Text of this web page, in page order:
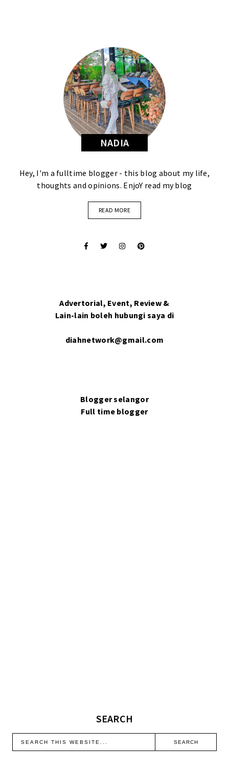
NADIA
Hey, I'm a fulltime blogger - this blog about my life,
thoughts and opinions. EnjoY read my blog
READ MORE
Advertorial, Event, Review &
Lain-lain boleh hubungi saya di
diahnetwork@gmail.com
Blogger selangor
Full time blogger
SEARCH